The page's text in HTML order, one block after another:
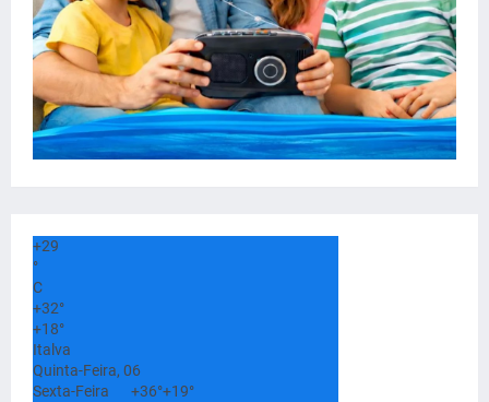
+29
°
C
+32°
+18°
Italva
Quinta-Feira, 06
Sexta-Feira
+36°+19°